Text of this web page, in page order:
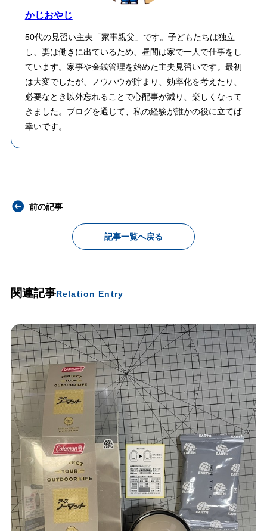
かじおやじ
50代の見習い主夫「家事親父」です。子どもたちは独立
し、妻は働きに出ているため、昼間は家で一人で仕事をし
ています。家事や金銭管理を始めた主夫見習いです。最初
は大変でしたが、ノウハウが貯まり、効率化を考えたり、
必要なとき以外忘れることで心配事が減り、楽しくなって
きました。ブログを通じて、私の経験が誰かの役に立てば
幸いです。
前の記事
記事一覧へ戻る
関連記事Relation Entry